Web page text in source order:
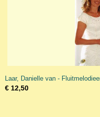
Laar, Danielle van -
€ 12,50